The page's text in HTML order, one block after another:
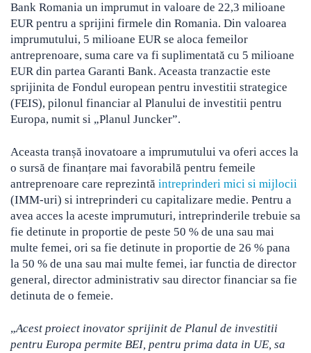
Bank Romania un imprumut in valoare de 22,3 milioane
EUR pentru a sprijini firmele din Romania. Din valoarea
imprumutului, 5 milioane EUR se aloca femeilor
antreprenoare, suma care va fi suplimentată cu 5 milioane
EUR din partea Garanti Bank. Aceasta tranzactie este
sprijinita de Fondul european pentru investitii strategice
(FEIS), pilonul financiar al Planului de investitii pentru
Europa, numit si „Planul Juncker”.
Aceasta tranșă inovatoare a imprumutului va oferi acces la
o sursă de finanțare mai favorabilă pentru femeile
antreprenoare care reprezintă intreprinderi mici si mijlocii
(IMM-uri) si intreprinderi cu capitalizare medie. Pentru a
avea acces la aceste imprumuturi, intreprinderile trebuie sa
fie detinute in proportie de peste 50 % de una sau mai
multe femei, ori sa fie detinute in proportie de 26 % pana
la 50 % de una sau mai multe femei, iar functia de director
general, director administrativ sau director financiar sa fie
detinuta de o femeie.
„Acest proiect inovator sprijinit de Planul de investitii
pentru Europa permite BEI, pentru prima data in UE, sa